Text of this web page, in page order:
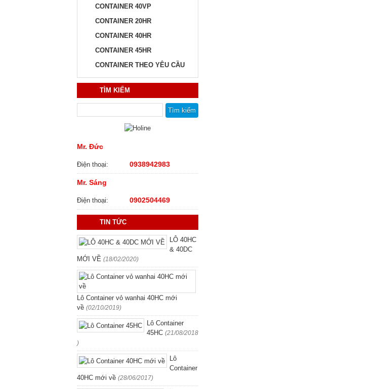
CONTAINER 40VP
CONTAINER 20HR
CONTAINER 40HR
CONTAINER 45HR
CONTAINER THEO YÊU CẦU
TÌM KIẾM
Mr. Đức
Điện thoại: 0938942983
Mr. Sáng
Điện thoại: 0902504469
TIN TỨC
LÔ 40HC
& 40DC
MỚI VỀ (18/02/2020)
Lô Container vỏ wanhai 40HC mới
về (02/10/2019)
Lô Container
45HC (21/08/2018
)
Lô
Container
40HC mới về (28/06/2017)